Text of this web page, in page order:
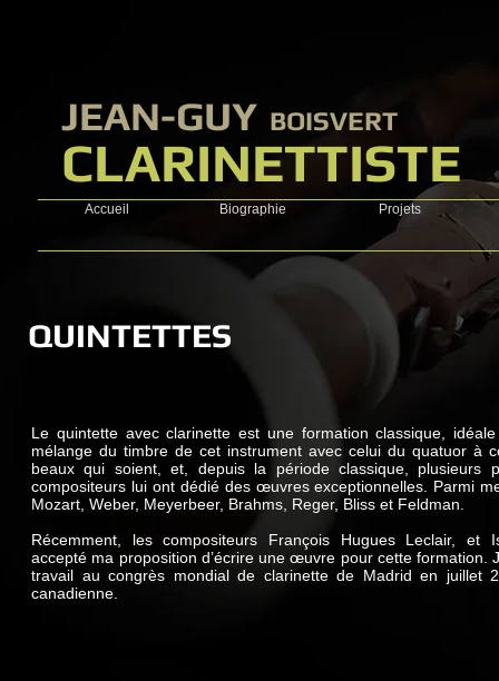
​JEAN-GUY BOISVERT
CLARINETTISTE
Accueil Biographie Projets
QUINTETTES
Le quintette avec clarinette est une formation classique,
mélange du timbre de cet instrument avec celui du quatuor à
beaux qui soient, et, depuis la période classique, plusieurs
compositeurs lui ont dédié des œuvres exceptionnelles. Parmi
Mozart, Weber, Meyerbeer, Brahms, Reger, Bliss et Feldman.
Récemment, les compositeurs François Hugues Leclair, et
accepté ma proposition d’écrire une œuvre pour cette formation.
travail au congrès mondial de clarinette de Madrid en juillet
canadienne.